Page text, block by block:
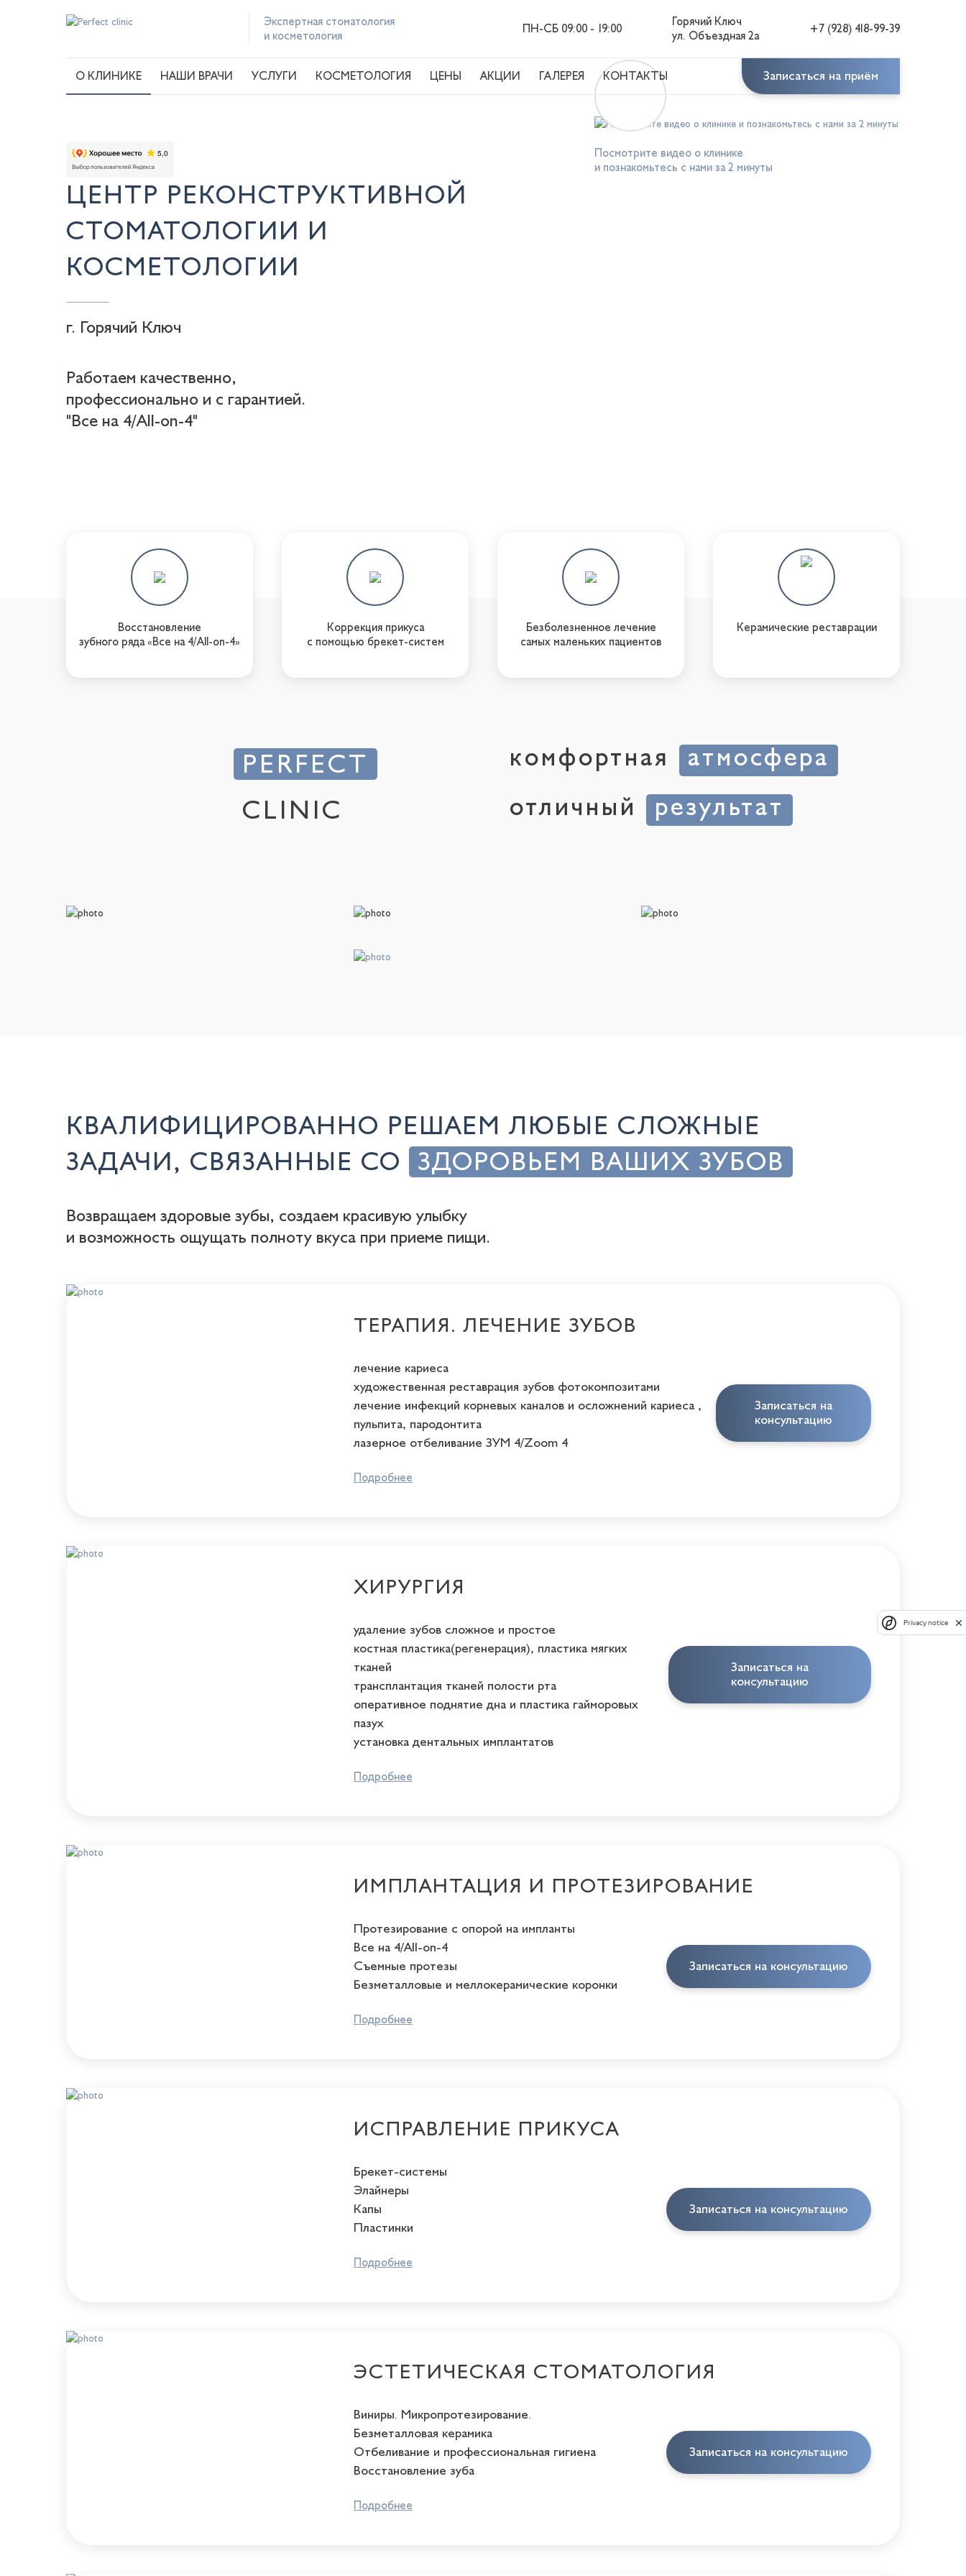
Экспертная стоматология
и косметология
ПН-СБ 09:00 - 19:00
Горячий Ключ
ул. Объездная 2а
+7 (928) 418-99-39
О КЛИНИКЕ НАШИ ВРАЧИ УСЛУГИ КОСМЕТОЛОГИЯ ЦЕНЫ АКЦИИ ГАЛЕРЕЯ КОНТАКТЫ Записаться на приём
ЦЕНТР РЕКОНСТРУКТИВНОЙ
СТОМАТОЛОГИИ И
КОСМЕТОЛОГИИ
г. Горячий Ключ
Работаем качественно,
профессионально и с гарантией.
"Все на 4/All-on-4"
Посмотрите видео о клинике
и познакомьтесь с нами за 2 минуты
Восстановление
зубного ряда «Все на 4/All-on-4»
Коррекция прикуса
с помощью брекет-систем
Безболезненное лечение
самых маленьких пациентов
Керамические реставрации
PERFECT
CLINIC
комфортная
атмосфера
отличный
результат
КВАЛИФИЦИРОВАННО РЕШАЕМ ЛЮБЫЕ СЛОЖНЫЕ
ЗАДАЧИ, СВЯЗАННЫЕ СО ЗДОРОВЬЕМ ВАШИХ ЗУБОВ
Возвращаем здоровые зубы, создаем красивую улыбку
и возможность ощущать полноту вкуса при приеме пищи.
ТЕРАПИЯ. ЛЕЧЕНИЕ ЗУБОВ
лечение кариеса
художественная реставрация зубов фотокомпозитами
лечение инфекций корневых каналов и осложнений кариеса ,
пульпита, пародонтита
лазерное отбеливание ЗУМ 4/Zoom 4
Подробнее
Записаться на
консультацию
ХИРУРГИЯ
удаление зубов сложное и простое
костная пластика(регенерация), пластика мягких
тканей
трансплантация тканей полости рта
оперативное поднятие дна и пластика гайморовых
пазух
установка дентальных имплантатов
Подробнее
Записаться на
консультацию
ИМПЛАНТАЦИЯ И ПРОТЕЗИРОВАНИЕ
Протезирование с опорой на импланты
Все на 4/All-on-4
Съемные протезы
Безметалловые и меллокерамические коронки
Подробнее
Записаться на консультацию
ИСПРАВЛЕНИЕ ПРИКУСА
Брекет-системы
Элайнеры
Капы
Пластинки
Подробнее
Записаться на консультацию
ЭСТЕТИЧЕСКАЯ СТОМАТОЛОГИЯ
Виниры. Микропротезирование.
Безметалловая керамика
Отбеливание и профессиональная гигиена
Восстановление зуба
Подробнее
Записаться на консультацию
Privacy notice